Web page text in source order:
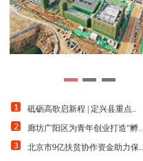
砥砺高歌启新程 | 定兴县重点..
廊坊广阳区为青年创业打造“孵..
北京市9亿扶贫协作资金助力保..